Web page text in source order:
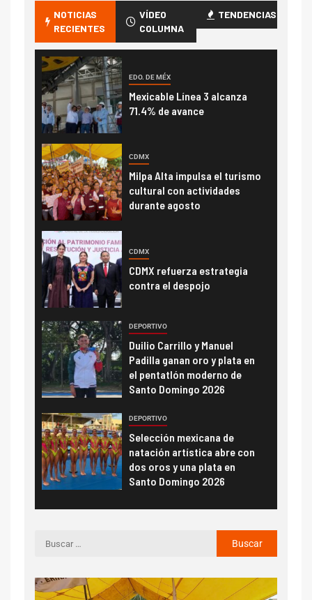
NOTICIAS
RECIENTES
VÍDEO
COLUMNA
TENDENCIAS
EDO. DE MÉX
Mexicable Línea 3 alcanza
71.4% de avance
CDMX
Milpa Alta impulsa el turismo
cultural con actividades
durante agosto
CDMX
CDMX refuerza estrategia
contra el despojo
DEPORTIVO
Duilio Carrillo y Manuel
Padilla ganan oro y plata en
el pentatlón moderno de
Santo Domingo 2026
DEPORTIVO
Selección mexicana de
natación artística abre con
dos oros y una plata en
Santo Domingo 2026